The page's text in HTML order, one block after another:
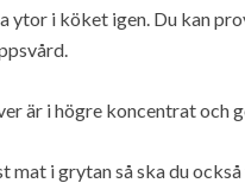
i köket igen. Du kan
är i högre koncentrat och
mat i grytan så ska du